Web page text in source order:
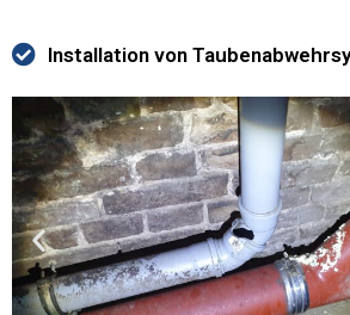
Installation von